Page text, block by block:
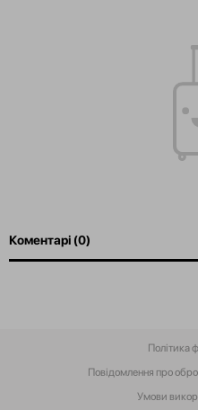
Коментарі (0)
Повідомлення про
Умови
Політика